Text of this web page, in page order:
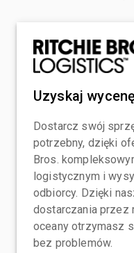
Uzyskaj wycenę
Dostarcz swój
potrzebny, dzięki
Bros.
logistycznym i
odbiorcy. Dzięki
dostarczania przez
oceany otrzymasz
bez problemów.